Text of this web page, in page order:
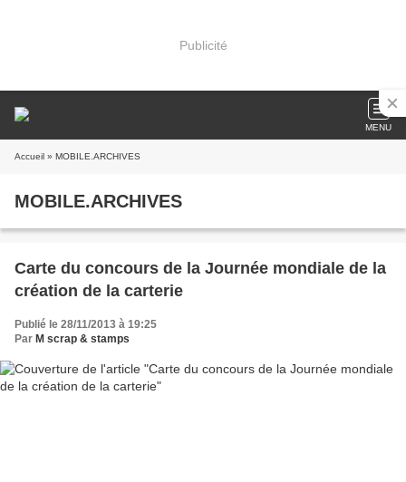
Publicité
MENU
Accueil » MOBILE.ARCHIVES
MOBILE.ARCHIVES
Carte du concours de la Journée mondiale de la
création de la carterie
Publié le 28/11/2013 à 19:25
Par M scrap & stamps